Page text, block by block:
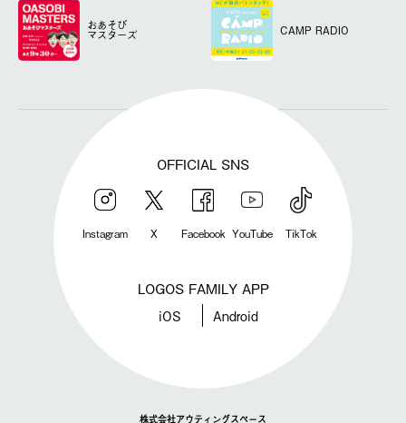
おあそび
マスターズ CAMP RADIO
OFFICIAL SNS
Instagram X Facebook YouTube TikTok
LOGOS FAMILY APP
iOS Android
株式会社アウティングスペース